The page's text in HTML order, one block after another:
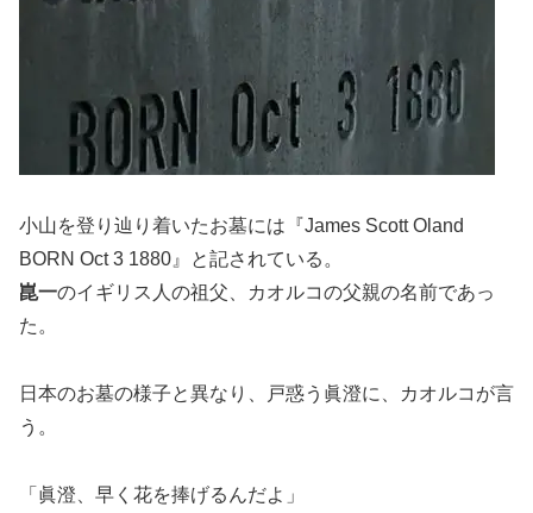
小山を登り辿り着いたお墓には 『James Scott Oland
BORN Oct 3 1880』
と記されている。
崑一のイギリス人の祖父、カオルコの父親の名前であっ
た。
日本のお墓の様子と異なり、戸惑う眞澄に、カオルコが言
う。
「眞澄、早く花を捧げるんだよ」